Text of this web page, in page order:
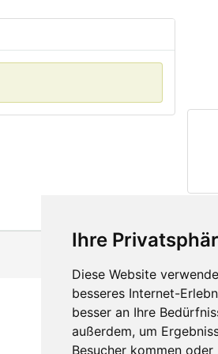
Ihre
Diese Website
besseres Internet-
besser an Ihre
außerdem, um
Besucher kommen
Contacts
Feedback
Report A Bug